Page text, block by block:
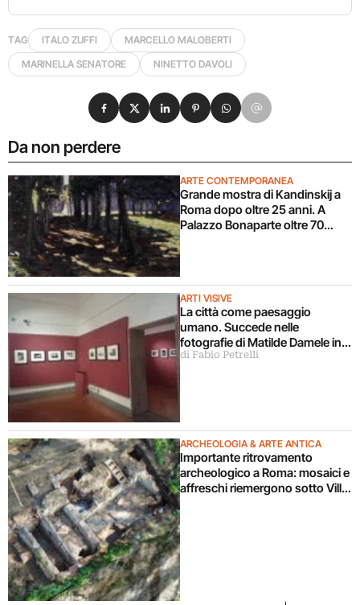
TAG ITALO ZUFFI
MARCELLO MALOBERTI
MARINELLA SENATORE
NINETTO DAVOLI
Da non perdere
ARTE CONTEMPORANEA
Grande mostra di Kandinskij a
Roma dopo oltre 25 anni. A
Palazzo Bonaparte oltre 70
ARTI VISIVE
La città come paesaggio
umano. Succede nelle
fotografie di Matilde Damele in
mostra a Roma
di Fabio Petrelli
ARCHEOLOGIA & ARTE ANTICA
Importante ritrovamento
archeologico a Roma: mosaici e
affreschi riemergono sotto Villa
Condividi su Facebook
Condividi su X
Condividi su LinkedIn
Condividi su Pinterest
Condividi su WhatsApp
Condividi su Email